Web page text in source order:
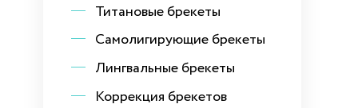
Титановые брекеты
Самолигирующие брекеты
Лингвальные брекеты
Коррекция брекетов